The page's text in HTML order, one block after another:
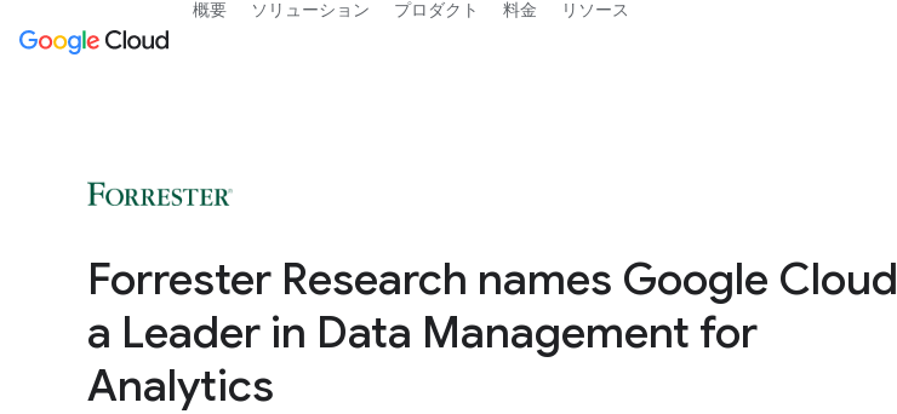
Forrester Research names Google Cloud
a Leader in Data Management for
Analytics
概要 ソリューション プロダクト 料金 リソース